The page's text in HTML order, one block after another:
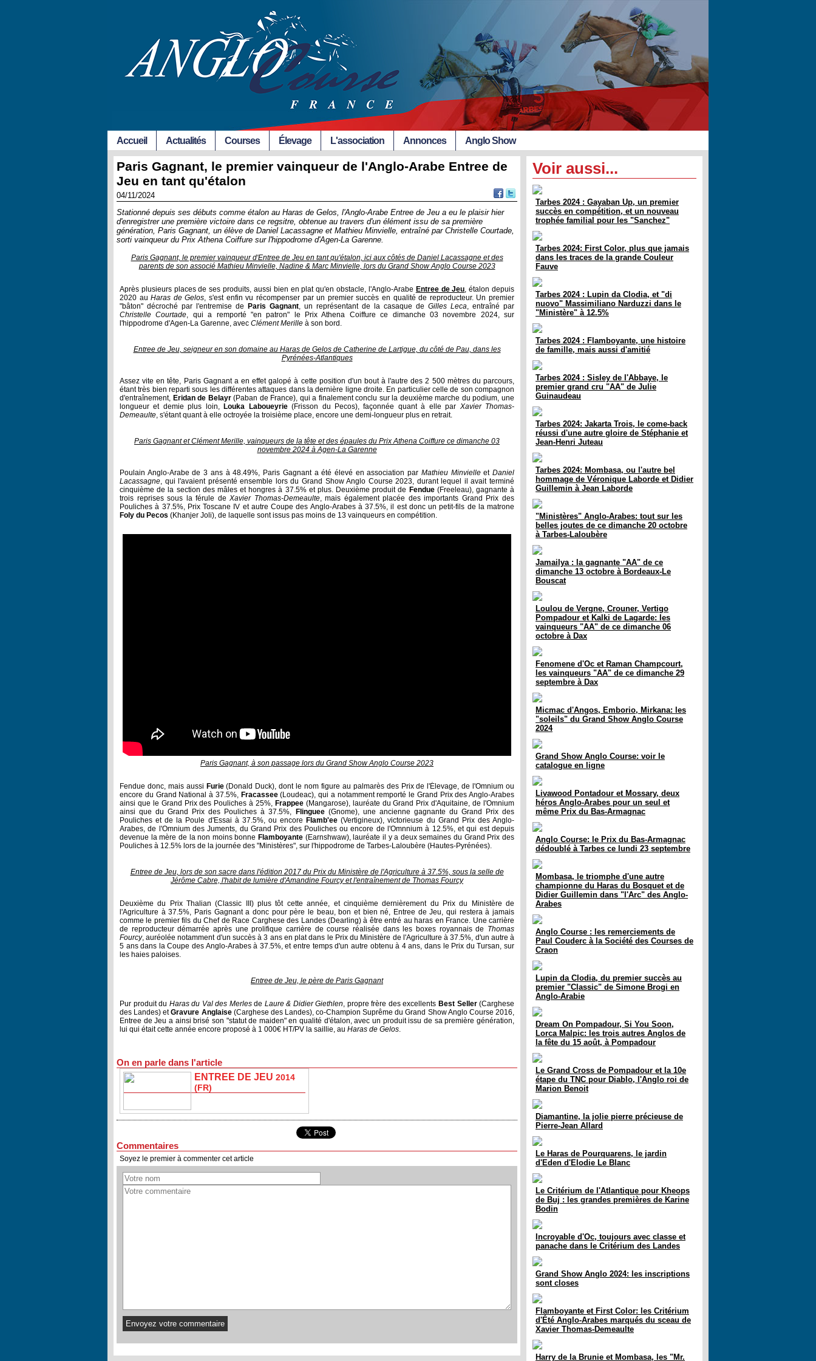
Accueil Actualités Courses Élevage L'association Annonces Anglo Show
Paris Gagnant, le premier vainqueur de l'Anglo-Arabe Entree de
Jeu en tant qu'étalon
04/11/2024
Stationné depuis ses débuts comme étalon au Haras de Gelos, l'Anglo-Arabe Entree de Jeu a eu le plaisir hier
d'enregistrer une première victoire dans ce regsitre, obtenue au travers d'un élément issu de sa première
génération, Paris Gagnant, un élève de Daniel Lacassagne et Mathieu Minvielle, entraîné par Christelle Courtade,
sorti vainqueur du Prix Athena Coiffure sur l'hippodrome d'Agen-La Garenne.
Paris Gagnant, le premier vainqueur d'Entree de Jeu en tant qu'étalon, ici aux côtés de Daniel Lacassagne et des
parents de son associé Mathieu Minvielle, Nadine & Marc Minvielle, lors du Grand Show Anglo Course 2023
Après plusieurs places de ses produits, aussi bien en plat qu'en obstacle, l'Anglo-Arabe Entree de Jeu, étalon depuis
2020 auHaras de Gelos, s'est enfin vu récompenser par un premier succès en qualité de reproducteur. Un premier
"bâton" décroché par l'entremise de
Paris Gagnant, un représentant de la casaque de Gilles Leca, entraîné par
Christelle Courtade, qui a remporté "en patron" le Prix Athena Coiffure ce dimanche 03 novembre 2024, sur
l'hippodrome d'Agen-La Garenne, avec Clément Merille à son bord.
Entree de Jeu, seigneur en son domaine au Haras de Gelos de Catherine de Lartigue, du côté de Pau, dans les
Pyrénées-Atlantiques
Assez vite en tête, Paris Gagnant a en effet galopé à cette position d'un bout à l'autre des 2 500 mètres du parcours,
étant très bien reparti sous les différentes attaques dans la dernière ligne droite. En particulier celle de son compagnon
d'entraînement, Eridan de Belayr(Paban de France), qui a finalement conclu sur la deuxième marche du podium, une
longueur et demie plus loin, Louka Laboueyrie(Frisson du Pecos), façonnée quant à elle par Xavier Thomas-
Demeaulte, s'étant quant à elle octroyée la troisième place, encore une demi-longueur plus en retrait.
Paris Gagnant et Clément Merille, vainqueurs de la tête et des épaules du Prix Athena Coiffure ce dimanche 03
novembre 2024 à Agen-La Garenne
Poulain Anglo-Arabe de 3 ans à 48.49%, Paris Gagnant a été élevé en association par Mathieu MinvielleetDaniel
Lacassagne, qui l'avaient présenté ensemble lors du Grand Show Anglo Course 2023, durant lequel il avait terminé
cinquième de la section des mâles et hongres à 37.5% et plus. Deuxième produit de Fendue(Freeleau), gagnante à
trois reprises sous la férule deXavier Thomas-Demeaulte, mais également placée des importants Grand Prix des
Pouliches à 37.5%, Prix Toscane IV et autre Coupe des Anglo-Arabes à 37.5%, il est donc un petit-fils de la matrone
Foly du Pecos (Khanjer Joli), de laquelle sont issus pas moins de 13 vainqueurs en compétition.
Paris Gagnant, à son passage lors du Grand Show Anglo Course 2023
Fendue donc, mais aussi Furie(Donald Duck), dont le nom figure au palmarès des Prix de l'Élevage, de l'Omnium ou
encore du Grand National à 37.5%, Fracassee(Loudeac), qui a notamment remporté le Grand Prix des Anglo-Arabes
ainsi que le Grand Prix des Pouliches à 25%, Frappee(Mangarose), lauréate du Grand Prix d'Aquitaine, de l'Omnium
ainsi que du Grand Prix des Pouliches à 37.5%,
Flinguee(Gnome), une ancienne gagnante du Grand Prix des
Pouliches et de la Poule d'Essai à 37.5%, ou encore Flamb'ee (Vertigineux), victorieuse du Grand Prix des Anglo-
Arabes, de l'Omnium des Juments, du Grand Prix des Pouliches ou encore de l'Omnnium à 12.5%, et qui est depuis
devenue la mère de la non moins bonne Flamboyante (Earnshwaw), lauréate il y a deux semaines du Grand Prix des
Pouliches à 12.5% lors de la journée des "Ministères", sur l'hippodrome de Tarbes-Laloubère (Hautes-Pyrénées).
Entree de Jeu, lors de son sacre dans l'édition 2017 du Prix du Ministère de l'Agriculture à 37.5%, sous la selle de
Jérôme Cabre, l'habit de lumière d'Amandine Fourcy et l'entraînement de Thomas Fourcy
Deuxième du Prix Thalian (Classic III) plus tôt cette année, et cinquième dernièrement du Prix du Ministère de
l'Agriculture à 37.5%, Paris Gagnant a donc pour père le beau, bon et bien né, Entree de Jeu, qui restera à jamais
comme le premier fils du Chef de Race Carghese des Landes (Dearling) à être entré au haras en France. Une carrière
de reproducteur démarrée après une prolifique carrière de course réalisée dans les boxes royannais de Thomas
Fourcy, auréolée notamment d'un succès à 3 ans en plat dans le Prix du Ministère de l'Agriculture à 37.5%, d'un autre à
5 ans dans la Coupe des Anglo-Arabes à 37.5%, et entre temps d'un autre obtenu à 4 ans, dans le Prix du Tursan, sur
les haies paloises.
Entree de Jeu, le père de Paris Gagnant
Pur produit du Haras du Val des Merlesde Laure & Didier Giethlen, propre frère des excellents Best Seller(Carghese
des Landes) etGravure Anglaise(Carghese des Landes), co-Champion Suprême du Grand Show Anglo Course 2016,
Entree de Jeu a ainsi brisé son "statut de maiden" en qualité d'étalon, avec un produit issu de sa première génération,
lui qui était cette année encore proposé à 1 000€ HT/PV la saillie, au Haras de Gelos.
On en parle dans l'article
ENTREE DE JEU 2014
(FR)
Commentaires
Soyez le premier à commenter cet article
Voir aussi...
Tarbes 2024 : Gayaban Up, un premier
succès en compétition, et un nouveau
trophée familial pour les "Sanchez"
Tarbes 2024: First Color, plus que jamais
dans les traces de la grande Couleur
Fauve
Tarbes 2024 : Lupin da Clodia, et "di
nuovo" Massimiliano Narduzzi dans le
"Ministère" à 12.5%
Tarbes 2024 : Flamboyante, une histoire
de famille, mais aussi d'amitié
Tarbes 2024 : Sisley de l'Abbaye, le
premier grand cru "AA" de Julie
Guinaudeau
Tarbes 2024: Jakarta Trois, le come-back
réussi d'une autre gloire de Stéphanie et
Jean-Henri Juteau
Tarbes 2024: Mombasa, ou l'autre bel
hommage de Véronique Laborde et Didier
Guillemin à Jean Laborde
"Ministères" Anglo-Arabes: tout sur les
belles joutes de ce dimanche 20 octobre
à Tarbes-Laloubère
Jamailya : la gagnante "AA" de ce
dimanche 13 octobre à Bordeaux-Le
Bouscat
Loulou de Vergne, Crouner, Vertigo
Pompadour et Kalki de Lagarde: les
vainqueurs "AA" de ce dimanche 06
octobre à Dax
Fenomene d'Oc et Raman Champcourt,
les vainqueurs "AA" de ce dimanche 29
septembre à Dax
Micmac d'Angos, Emborio, Mirkana: les
"soleils" du Grand Show Anglo Course
2024
Grand Show Anglo Course: voir le
catalogue en ligne
Livawood Pontadour et Mossary, deux
héros Anglo-Arabes pour un seul et
même Prix du Bas-Armagnac
Anglo Course: le Prix du Bas-Armagnac
dédoublé à Tarbes ce lundi 23 septembre
Mombasa, le triomphe d'une autre
championne du Haras du Bosquet et de
Didier Guillemin dans "l'Arc" des Anglo-
Arabes
Anglo Course : les remerciements de
Paul Couderc à la Société des Courses de
Craon
Lupin da Clodia, du premier succès au
premier "Classic" de Simone Brogi en
Anglo-Arabie
Dream On Pompadour, Si You Soon,
Lorca Malpic: les trois autres Anglos de
la fête du 15 août, à Pompadour
Le Grand Cross de Pompadour et la 10e
étape du TNC pour Diablo, l'Anglo roi de
Marion Benoit
Diamantine, la jolie pierre précieuse de
Pierre-Jean Allard
Le Haras de Pourquarens, le jardin
d'Eden d'Elodie Le Blanc
Le Critérium de l'Atlantique pour Kheops
de Buj : les grandes premières de Karine
Bodin
Incroyable d'Oc, toujours avec classe et
panache dans le Critérium des Landes
Grand Show Anglo 2024: les inscriptions
sont closes
Flamboyante et First Color: les Critérium
d'Été Anglo-Arabes marqués du sceau de
Xavier Thomas-Demeaulte
Harry de la Brunie et Mombasa, les "Mr.